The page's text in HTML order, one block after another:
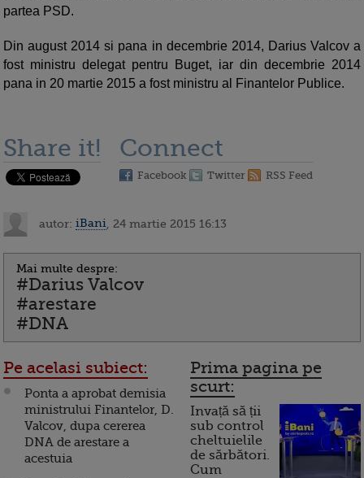
partea PSD.
Din august 2014 si pana in decembrie 2014, Darius Valcov a
fost ministru delegat pentru Buget, iar din decembrie 2014
pana in 20 martie 2015 a fost ministru al Finantelor Publice.
Share it! Connect
Facebook Twitter RSS Feed
autor: iBani , 24 martie 2015 16:13
Mai multe despre:
#Darius Valcov
#arestare
#DNA
Pe acelasi subiect:
Ponta a aprobat demisia
ministrului Finantelor, D.
Valcov, dupa cererea
DNA de arestare a
acestuia
Prima pagina pe
scurt:
Invață să ții
sub control
cheltuielile
de sărbători.
Cum